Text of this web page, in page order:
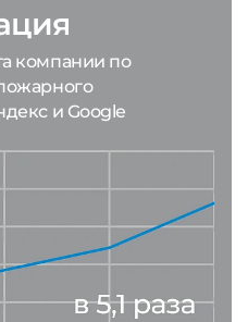
компании по
и Google